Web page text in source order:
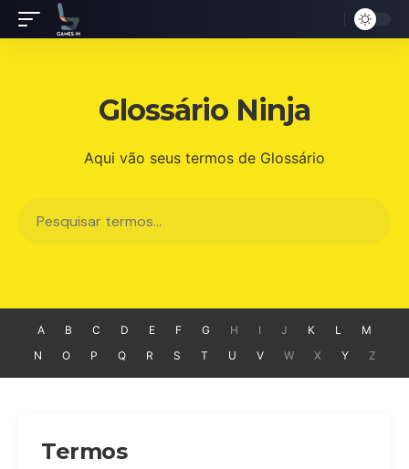
Glossário Ninja
Aqui vão seus termos de Glossário
A B C D E F G H I J K L
M
N
O P Q R S T U V W X Y Z
Termos